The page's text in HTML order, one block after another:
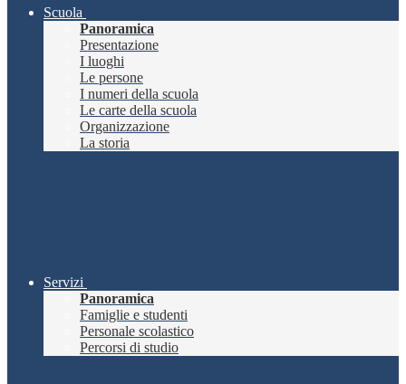
Scuola
Panoramica
Presentazione
I luoghi
Le persone
I numeri della scuola
Le carte della scuola
Organizzazione
La storia
Servizi
Panoramica
Famiglie e studenti
Personale scolastico
Percorsi di studio